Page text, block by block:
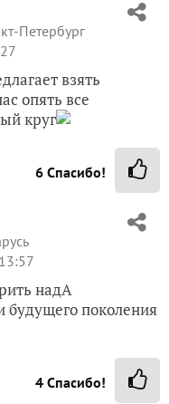
Петербург
взять
опять все
круг
6 Спасибо!
надА
будущего поколения
4 Спасибо!